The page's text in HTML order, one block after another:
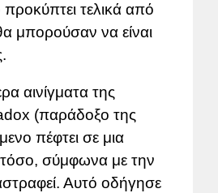
τελικά από
μπορούσαν να είναι
αινίγματα της
(παράδοξο της
πέφτει σε μια
σύμφωνα με την
Αυτό οδήγησε